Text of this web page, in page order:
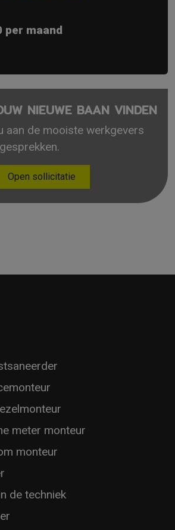
per maand
NIEUWE BAAN VINDEN
aan de mooiste werkgevers
Open sollicitatie
meter monteur
monteur
de techniek